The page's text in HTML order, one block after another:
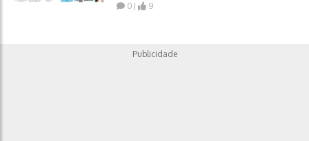
0 |
9
Publicidade